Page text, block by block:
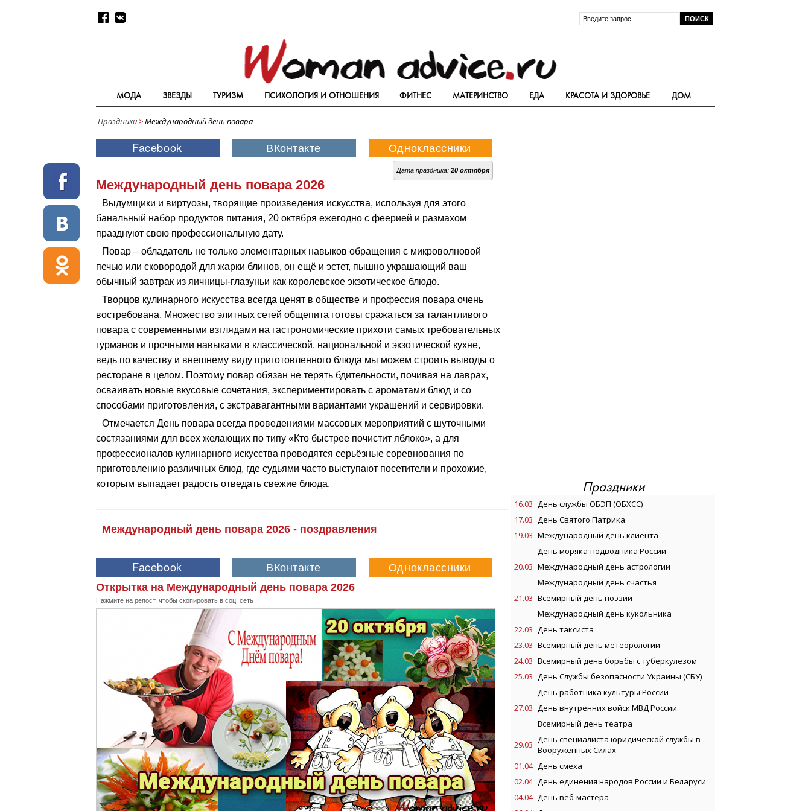
МОДА ЗВЕЗДЫ ТУРИЗМ ПСИХОЛОГИЯ И ОТНОШЕНИЯ ФИТНЕС МАТЕРИНСТВО ЕДА КРАСОТА И ЗДОРОВЬЕ ДОМ
Праздники >Международный день повара
Дата праздника: 20 октября
Международный день повара 2026
Выдумщики и виртуозы, творящие произведения искусства, используя для этого
банальный набор продуктов питания, 20 октября ежегодно с феерией и размахом
празднуют свою профессиональную дату.
Повар – обладатель не только элементарных навыков обращения с микроволновой
печью или сковородой для жарки блинов, он ещё и эстет, пышно украшающий ваш
обычный завтрак из яичницы-глазуньи как королевское экзотическое блюдо.
Творцов кулинарного искусства всегда ценят в обществе и профессия повара очень
востребована. Множество элитных сетей общепита готовы сражаться за талантливого
повара с современными взглядами на гастрономические прихоти самых требовательных
гурманов и прочными навыками в классической, национальной и экзотической кухне,
ведь по качеству и внешнему виду приготовленного блюда мы можем строить выводы о
ресторане в целом. Поэтому повар обязан не терять бдительности, почивая на лаврах,
осваивать новые вкусовые сочетания, экспериментировать с ароматами блюд и со
способами приготовления, с экстравагантными вариантами украшений и сервировки.
Отмечается День повара всегда проведениями массовых мероприятий с шуточными
состязаниями для всех желающих по типу «Кто быстрее почистит яблоко», а для
профессионалов кулинарного искусства проводятся серьёзные соревнования по
приготовлению различных блюд, где судьями часто выступают посетители и прохожие,
которым выпадает радость отведать свежие блюда.
Международный день повара 2026 - поздравления
Открытка на Международный день повара 2026
Нажмите на репост, чтобы скопировать в соц. сеть
Праздники
16.03 День службы ОБЭП (ОБХСС)
17.03 День Святого Патрика
19.03 Международный день клиента
День моряка-подводника России
20.03 Международный день астрологии
Международный день счастья
21.03 Всемирный день поэзии
Международный день кукольника
22.03 День таксиста
23.03 Всемирный день метеорологии
24.03 Всемирный день борьбы с туберкулезом
25.03 День Службы безопасности Украины (СБУ)
День работника культуры России
27.03 День внутренних войск МВД России
Всемирный день театра
29.03 День специалиста юридической службы в
Вооруженных Силах
01.04 День смеха
02.04 День единения народов России и Беларуси
04.04 День веб-мастера